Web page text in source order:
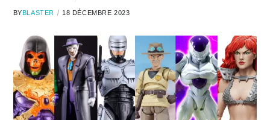
BYBLASTER 18 DÉCEMBRE 2023